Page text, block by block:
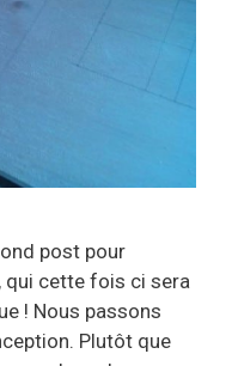
post pour
qui cette fois ci sera
! Nous passons
Plutôt que